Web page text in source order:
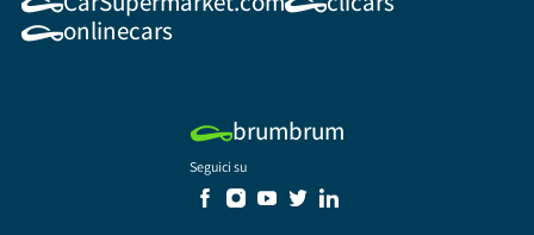
onlinecars
brumbrum
Seguici su